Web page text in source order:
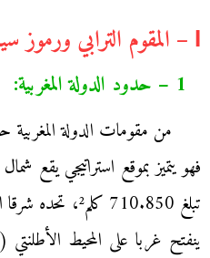
І – المقوم الترابي ورموز سيادة الدولة المغربية:
1 – حدود الدولة المغربية:
من مقومات الدولة المغربية
فهو يتميز بموقع استراتيجي يقع
تبلغ 710.850